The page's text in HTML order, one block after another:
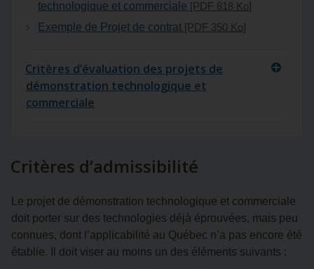
technologique et commerciale [PDF 818 Ko]
Exemple de Projet de contrat [PDF 350 Ko]
Critères d’évaluation des projets de
démonstration technologique et
commerciale
Critères d’admissibilité
Le projet de démonstration technologique et commerciale
doit porter sur des technologies déjà éprouvées, mais peu
connues, dont l’applicabilité au Québec n’a pas encore été
établie. Il doit viser au moins un des éléments suivants :